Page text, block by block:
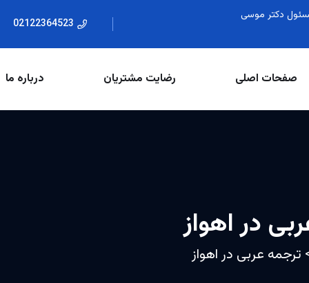
مترجم مسئول دکتر موسی
02122364523
صفحات اصلی رضایت مشتریان درباره ما
در اهواز
ترجمه عربی در اهواز